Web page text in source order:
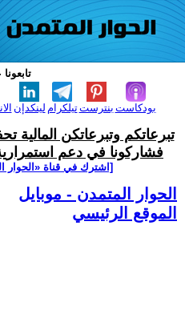
لينكدإن تيلكرامبنترست بودكاست
تبرعاتكم وتبرعاتكن المالية
فشاركونا في دعم
[اشترك في قناة ‫«الحوار
الحوار المتمدن - موبايل
الموقع الرئيسي